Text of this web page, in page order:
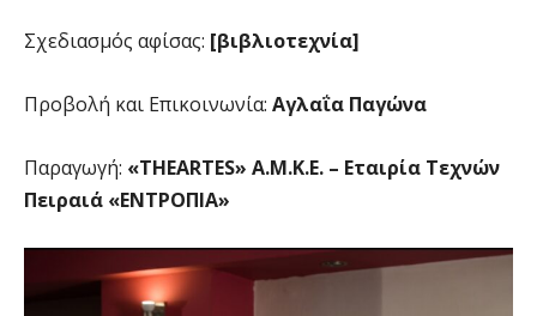
Σχεδιασμός αφίσας: [βιβλιοτεχνία]
Προβολή και Επικοινωνία: Αγλαΐα Παγώνα
Παραγωγή: «THEARTES» Α.Μ.Κ.Ε. – Εταιρία Τεχνών
Πειραιά «ΕΝΤΡΟΠΙΑ»